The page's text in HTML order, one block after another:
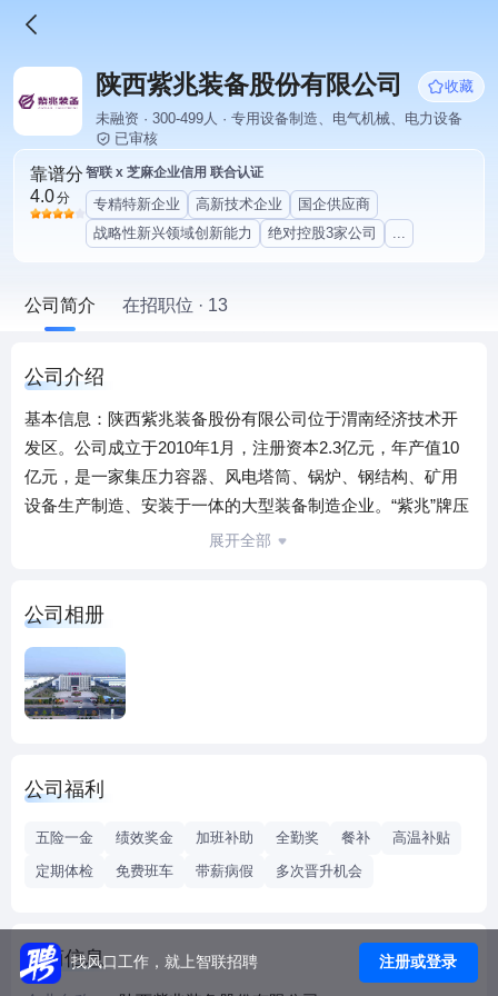
陕西紫兆装备股份有限公司
收藏
未融资 · 300-499人 · 专用设备制造、电气机械、电力设备
已审核
靠谱分
4.0分
智联 x 芝麻企业信用 联合认证
专精特新企业 高新技术企业
国企供应商
战略性新兴领域创新能力
绝对控股3家公司 ...
公司简介 在招职位 · 13
公司介绍
基本信息：陕西紫兆装备股份有限公司位于渭南经济技术开
发区。公司成立于2010年1月，注册资本2.3亿元，年产值10
亿元，是一家集压力容器、风电塔筒、锅炉、钢结构、矿用
设备生产制造、安装于一体的大型装备制造企业。“紫兆”牌压
力容器荣获“陕西省名牌产品”，荣获渭南市“质量管理奖”、陕
企业文化：
企业宗旨：为用户创造价值，为员工创造机会，为社会承担
责任。
企业精神：团结 务实 创新 图强
展开全部
公司相册
公司福利
五险一金 绩效奖金 加班补助 全勤奖 餐补
高温补贴
定期体检
免费班车 带薪病假 多次晋升机会
工商信息找风口工作，就上智联招聘 注册或登录